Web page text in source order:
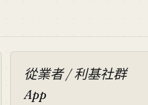
從業者 / 利基社群
App